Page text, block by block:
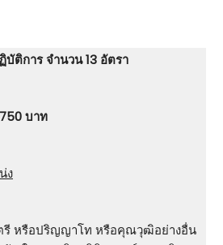
ติการ จำนวน 13 อัตรา
บาท
ง
รี หรือปริญญาโท หรือคุณวุฒิอย่างอื่น